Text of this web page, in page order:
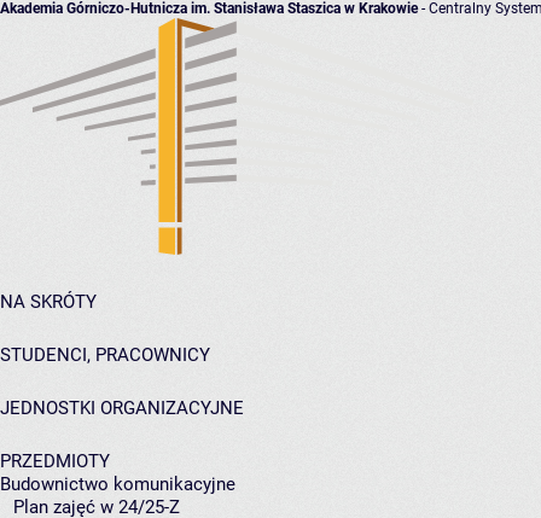
Akademia Górniczo-Hutnicza im. Stanisława Staszica w Krakowie- Centralny
NA SKRÓTY
STUDENCI, PRACOWNICY
JEDNOSTKI ORGANIZACYJNE
PRZEDMIOTY
Budownictwo komunikacyjne
Plan zajęć w 24/25-Z